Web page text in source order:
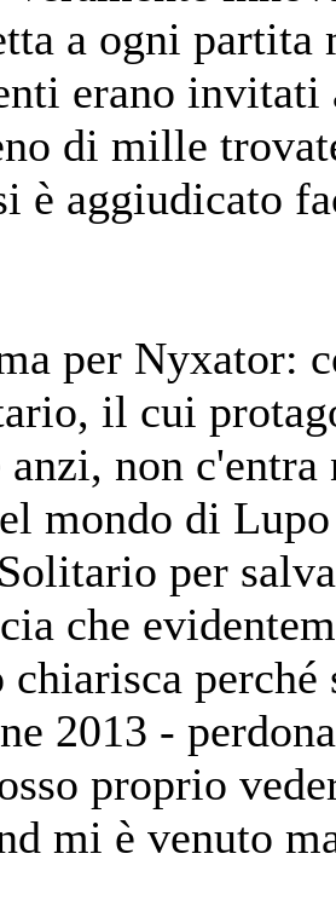
a ogni
erano invitati
di mille
è aggiudicato
per Nyxator:
il cui
non
mondo di
per
che
chiarisca
2013 -
proprio
mi è venuto